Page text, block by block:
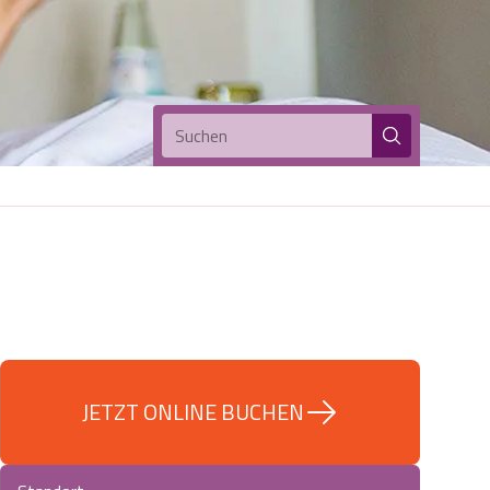
Suchen
JETZT ONLINE BUCHEN